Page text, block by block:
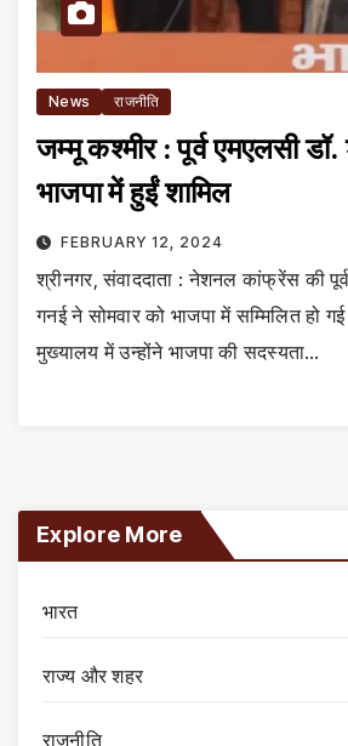
News राजनीति
जम्मू कश्मीर : पूर्व एमएलसी
भाजपा में हुईं शामिल
FEBRUARY 12, 2024
श्रीनगर, संवाददाता : नेशनल कांफ्रेंस की
गनई ने सोमवार को भाजपा में सम्मिलित हो गई
मुख्यालय में उन्होंने भाजपा की सदस्यता…
Explore More
भारत
राज्य और शहर
राजनीति